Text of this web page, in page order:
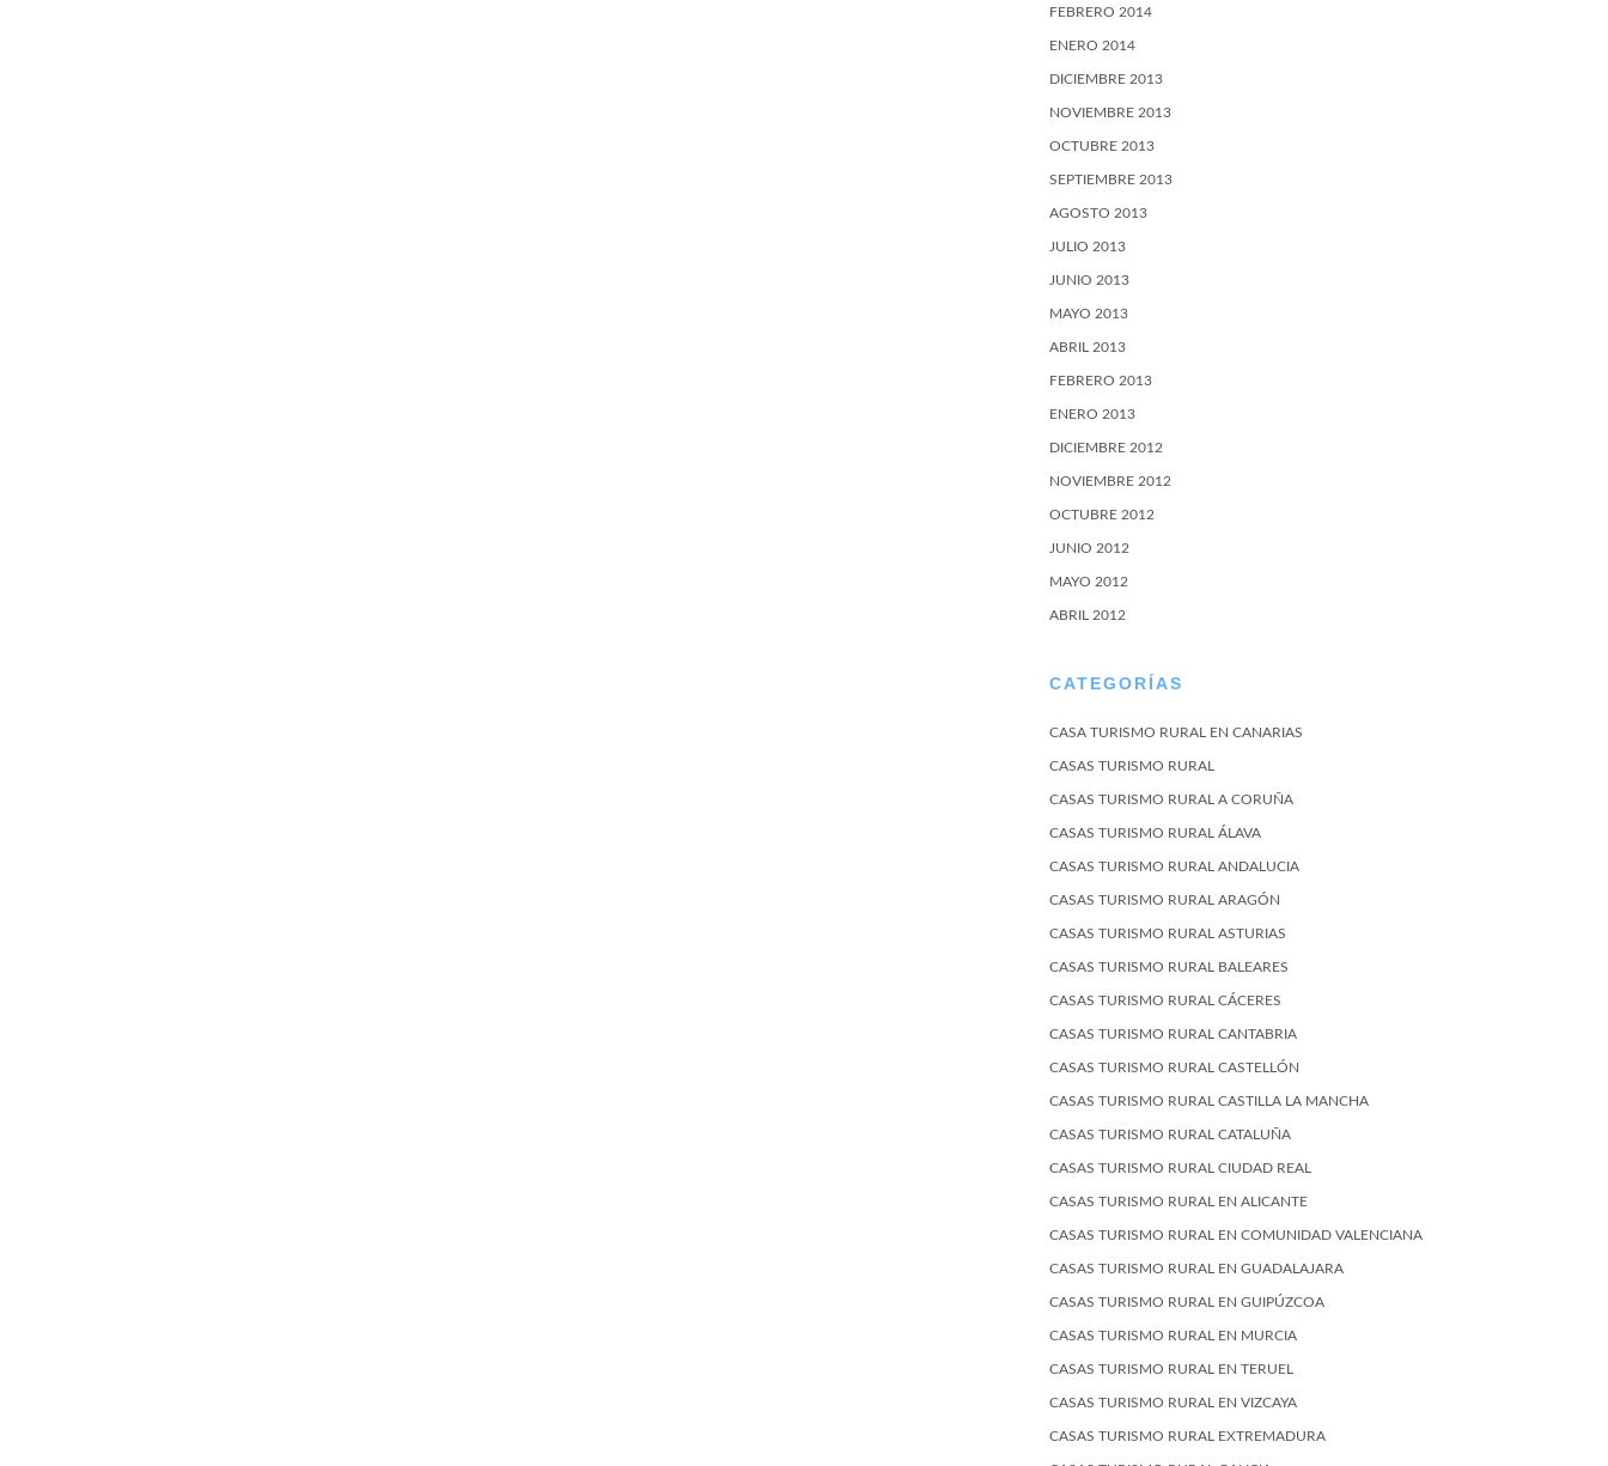
FEBRERO 2014
ENERO 2014
DICIEMBRE 2013
NOVIEMBRE 2013
OCTUBRE 2013
SEPTIEMBRE 2013
AGOSTO 2013
JULIO 2013
JUNIO 2013
MAYO 2013
ABRIL 2013
FEBRERO 2013
ENERO 2013
DICIEMBRE 2012
NOVIEMBRE 2012
OCTUBRE 2012
JUNIO 2012
MAYO 2012
ABRIL 2012
CATEGORÍAS
CASA TURISMO RURAL EN CANARIAS
CASAS TURISMO RURAL
CASAS TURISMO RURAL A CORUÑA
CASAS TURISMO RURAL ÁLAVA
CASAS TURISMO RURAL ANDALUCIA
CASAS TURISMO RURAL ARAGÓN
CASAS TURISMO RURAL ASTURIAS
CASAS TURISMO RURAL BALEARES
CASAS TURISMO RURAL CÁCERES
CASAS TURISMO RURAL CANTABRIA
CASAS TURISMO RURAL CASTELLÓN
CASAS TURISMO RURAL CASTILLA LA MANCHA
CASAS TURISMO RURAL CATALUÑA
CASAS TURISMO RURAL CIUDAD REAL
CASAS TURISMO RURAL EN ALICANTE
CASAS TURISMO RURAL EN COMUNIDAD VALENCIANA
CASAS TURISMO RURAL EN GUADALAJARA
CASAS TURISMO RURAL EN GUIPÚZCOA
CASAS TURISMO RURAL EN MURCIA
CASAS TURISMO RURAL EN TERUEL
CASAS TURISMO RURAL EN VIZCAYA
CASAS TURISMO RURAL EXTREMADURA